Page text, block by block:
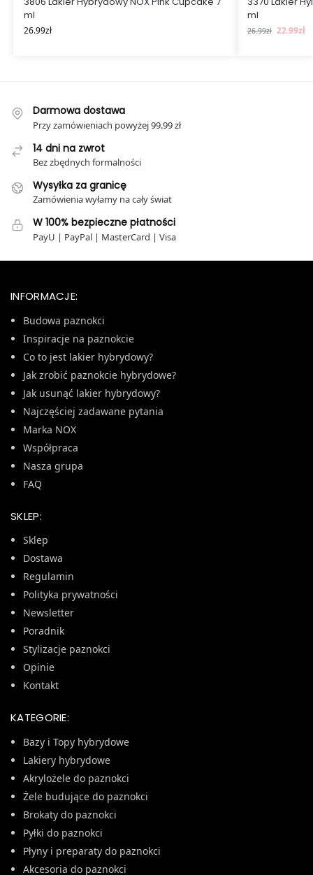
ml
26.99zł
ml
26.99zł 22.99zł
Darmowa dostawa
Przy zamówieniach powyżej 99.99 zł
14 dni na zwrot
Bez zbędnych formalności
Wysyłka za granicę
Zamówienia wyłamy na cały świat
W 100% bezpieczne płatności
PayU | PayPal | MasterCard | Visa
INFORMACJE:
Budowa paznokci
Inspiracje na paznokcie
Co to jest lakier hybrydowy?
Jak zrobić paznokcie hybrydowe?
Jak usunąć lakier hybrydowy?
Najczęściej zadawane pytania
Marka NOX
Współpraca
Nasza grupa
FAQ
SKLEP:
Sklep
Dostawa
Regulamin
Polityka prywatności
Newsletter
Poradnik
Stylizacje paznokci
Opinie
Kontakt
KATEGORIE:
Bazy i Topy hybrydowe
Lakiery hybrydowe
Akrylożele do paznokci
Żele budujące do paznokci
Brokaty do paznokci
Pyłki do paznokci
Płyny i preparaty do paznokci
Akcesoria do paznokci